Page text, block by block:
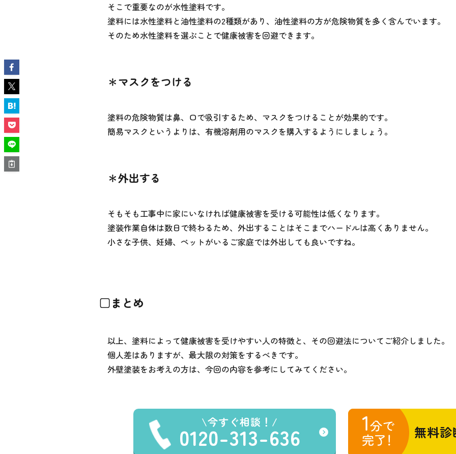
そこで重要なのが水性塗料です。
塗料には水性塗料と油性塗料の2種類があり、油性塗料の方が危険物質を多く含んでいます。
そのため水性塗料を選ぶことで健康被害を回避できます。
＊マスクをつける
塗料の危険物質は鼻、口で吸引するため、マスクをつけることが効果的です。
簡易マスクというよりは、有機溶剤用のマスクを購入するようにしましょう。
＊外出する
そもそも工事中に家にいなければ健康被害を受ける可能性は低くなります。
塗装作業自体は数日で終わるため、外出することはそこまでハードルは高くありません。
小さな子供、妊婦、ペットがいるご家庭では外出しても良いですね。
□まとめ
以上、塗料によって健康被害を受けやすい人の特徴と、その回避法についてご紹介しました。
個人差はありますが、最大限の対策をするべきです。
外壁塗装をお考えの方は、今回の内容を参考にしてみてください。
今すぐ相談！
0120-313-636 無料診